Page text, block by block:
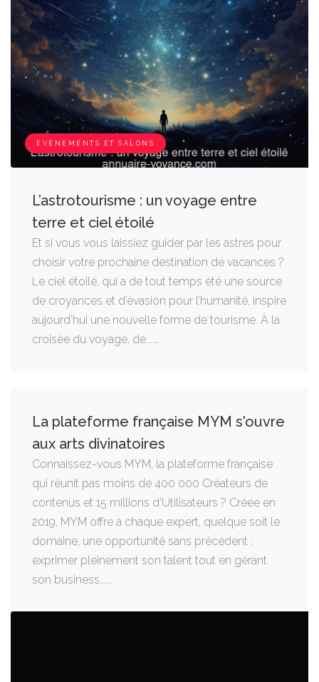
EVÈNEMENTS ET SALONS
L’astrotourisme : un voyage entre
terre et ciel étoilé
Et si vous vous laissiez guider par les astres pour
choisir votre prochaine destination de vacances ?
Le ciel étoilé, qui a de tout temps été une source
de croyances et d’évasion pour l’humanité, inspire
aujourd’hui une nouvelle forme de tourisme. À la
croisée du voyage, de......
La plateforme française MYM s'ouvre
aux arts divinatoires
Connaissez-vous MYM, la plateforme française
qui réunit pas moins de 400 000 Créateurs de
contenus et 15 millions d'Utilisateurs ? Créée en
2019, MYM offre à chaque expert, quelque soit le
domaine, une opportunité sans précédent :
exprimer pleinement son talent tout en gérant
son business......